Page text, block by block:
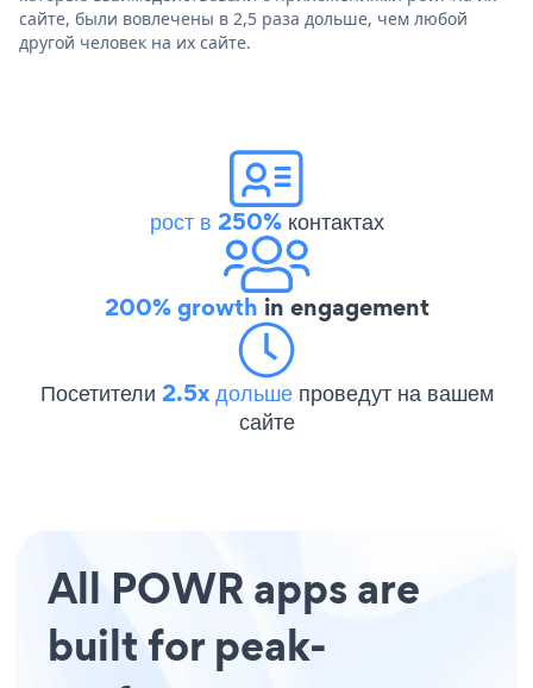
сайте, были вовлечены в 2,5 раза дольше, чем любой
другой человек на их сайте.
рост в 250%контактах
200% growth in engagement
Посетители 2.5x дольше проведут на вашем
сайте
All POWR apps are
built for peak-